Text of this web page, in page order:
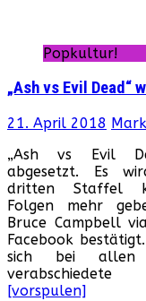
Popkultur!
„Ash vs Evil Dead“
21. April 2018
„Ash vs Evil
abgesetzt. Es
dritten Staffel
Folgen mehr
Bruce Campbell
Facebook
sich bei allen
[vorspulen]